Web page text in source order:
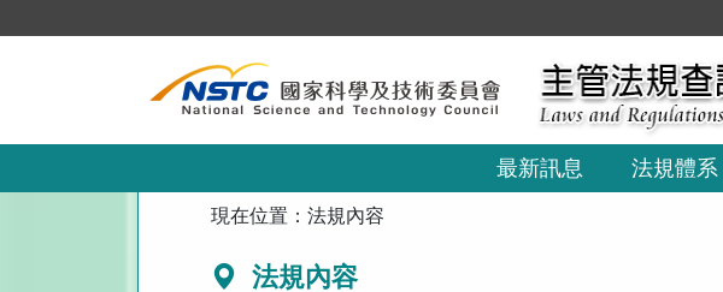
到
最新訊息 法規體系
現在位置：法規內容
法規內容